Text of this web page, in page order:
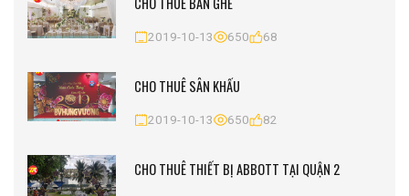
2019-10-13 650 68
CHO THUÊ SÂN KHẤU
2019-10-13 650 82
CHO THUÊ THIẾT BỊ ABBOTT TẠI QUẬN 2